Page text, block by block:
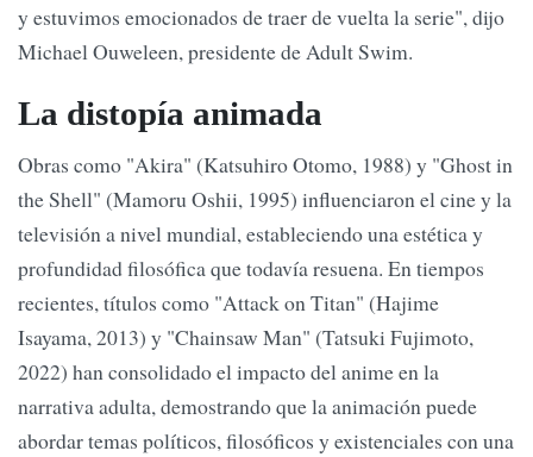
y estuvimos emocionados de traer de vuelta la serie", dijo
Michael Ouweleen, presidente de Adult Swim.
La distopía animada
Obras como "Akira" (Katsuhiro Otomo, 1988) y "Ghost in
the Shell" (Mamoru Oshii, 1995) influenciaron el cine y la
televisión a nivel mundial, estableciendo una estética y
profundidad filosófica que todavía resuena. En tiempos
recientes, títulos como "Attack on Titan" (Hajime
Isayama, 2013) y "Chainsaw Man" (Tatsuki Fujimoto,
2022) han consolidado el impacto del anime en la
narrativa adulta, demostrando que la animación puede
abordar temas políticos, filosóficos y existenciales con una